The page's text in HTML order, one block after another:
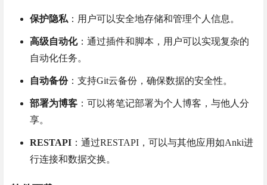
保护隐私 ：用户可以安全地存储和管理个人信息。
高级自动化：通过插件和脚本，用户可以实现复杂的
自动化任务。
自动备份：支持Git云备份，确保数据的安全性。
部署为博客 ：可以将笔记部署为个人博客，与他人分
享。
RESTAPI ：通过RESTAPI，可以与其他应用如Anki进
行连接和数据交换。